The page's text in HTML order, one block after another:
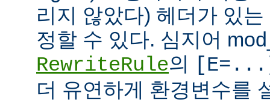
리지 않았다) 헤더가 있
정할 수 있다. 심지어
RewriteRule의
더 유연하게 환경변수를